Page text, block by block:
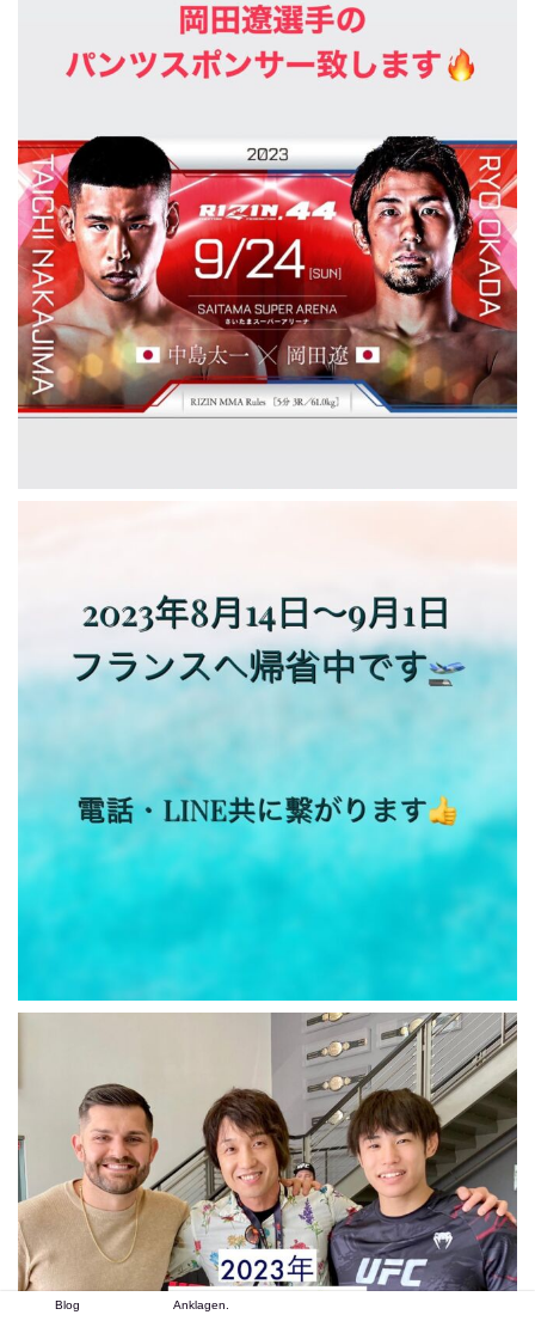
Blog Anklagen.